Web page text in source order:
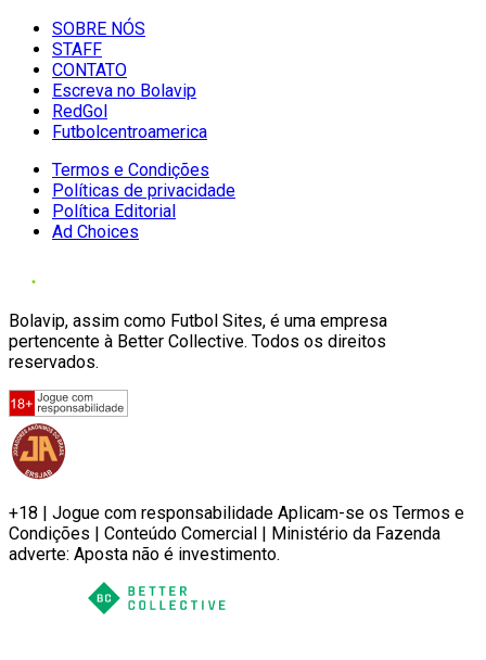
SOBRE NÓS
STAFF
CONTATO
Escreva no Bolavip
RedGol
Futbolcentroamerica
Termos e Condições
Políticas de privacidade
Política Editorial
Ad Choices
Bolavip, assim como Futbol Sites, é uma empresa
pertencente à Better Collective. Todos os direitos
reservados.
+18 | Jogue com responsabilidade Aplicam-se os Termos e
Condições | Conteúdo Comercial | Ministério da Fazenda
adverte: Aposta não é investimento.